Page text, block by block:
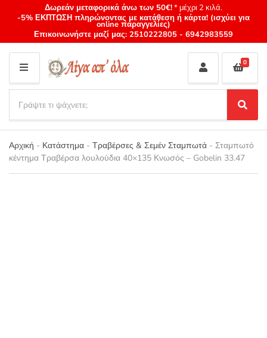
Δωρεάν μεταφορικά άνω των 50€!* μέχρι 2 κιλά.
-5% ΕΚΠΤΩΣΗ πληρώνοντας με κατάθεση ή κάρτα! (ισχύει για
online παραγγελίες)
Επικοινωνήστε μαζί μας: 2510222805 - 6942983559
M
E
N
U
Category
name
a
r
c
h
p
S
e
a
r
c
0
Αρχική - Κατάστημα - Τραβέρσες & Σεμέν Σταμπωτά - Σταμπωτό
κέντημα Τραβέρσα λουλούδια 40×135 Κνωσός – Gobelin 33.47